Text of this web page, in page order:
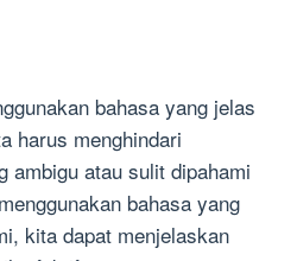
bahasa yang jelas
harus menghindari
ambigu atau sulit dipahami
bahasa yang
kita dapat menjelaskan